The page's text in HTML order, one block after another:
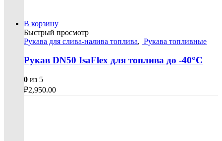
В корзину
Быстрый просмотр
Рукава для слива-налива топлива, Рукава топливные
Рукав DN50 IsaFlex для топлива до -40°С
0 из 5
₽2,950.00